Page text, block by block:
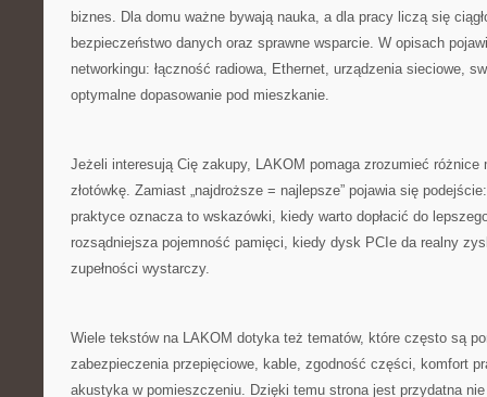
biznes. Dla domu ważne bywają nauka, a dla pracy liczą się
bezpieczeństwo danych oraz sprawne wsparcie. W opisach
networkingu: łączność radiowa, Ethernet, urządzenia sieciowe,
optymalne dopasowanie pod mieszkanie.
Jeżeli interesują Cię zakupy, LAKOM pomaga zrozumieć różnice
złotówkę. Zamiast „najdroższe = najlepsze” pojawia się
praktyce oznacza to wskazówki, kiedy warto dopłacić do
rozsądniejsza pojemność pamięci, kiedy dysk PCIe da realny
zupełności wystarczy.
Wiele tekstów na LAKOM dotyka też tematów, które często są
zabezpieczenia przepięciowe, kable, zgodność części, komfort
akustyka w pomieszczeniu. Dzięki temu strona jest przydatna nie